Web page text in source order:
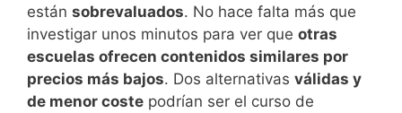
están sobrevaluados. No hace falta más que
investigar unos minutos para ver que otras
escuelas ofrecen contenidos similares por
precios más bajos. Dos alternativas válidas y
de menor coste podrían ser el curso de